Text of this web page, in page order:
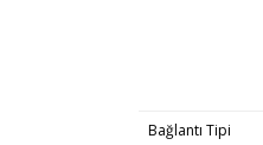
Bağlantı Tipi